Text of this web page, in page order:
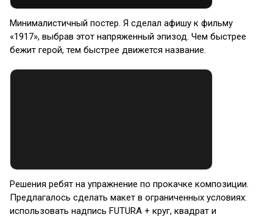
Минималистичный постер. Я сделал афишу к фильму
«1917», выбрав этот напряженный эпизод. Чем быстрее
бежит герой, тем быстрее движется название.
Решения ребят на упражнение по прокачке композиции.
Предлагалось сделать макет в ограниченных условиях:
использовать надпись FUTURA + круг, квадрат и